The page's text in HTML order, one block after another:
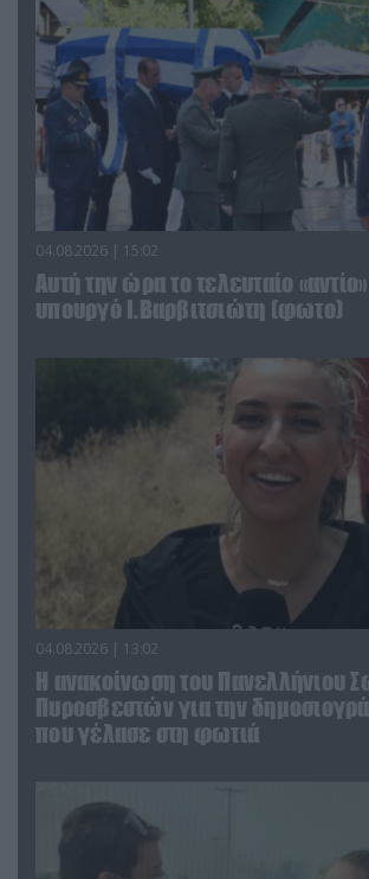
04.08.2026 | 15:02
Αυτή την ώρα το τελευταίο
υπουργό Ι.Βαρβιτσιώτη (φωτο)
04.08.2026 | 13:02
Η ανακοίνωση του Πανελλήνιου
Πυροσβεστών για την
που γέλασε στη φωτιά